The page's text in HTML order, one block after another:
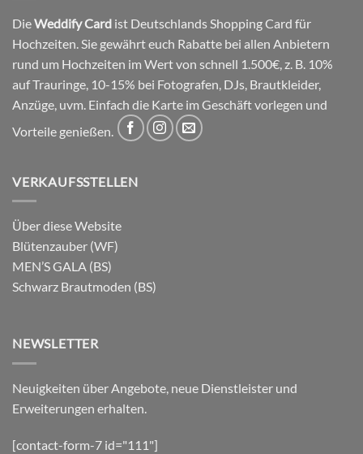
DieWeddify Card ist Deutschlands Shopping Card für
Hochzeiten. Sie gewährt euch Rabatte bei allen Anbietern
rund um Hochzeiten im Wert von schnell 1.500€, z. B. 10%
auf Trauringe, 10-15% bei Fotografen, DJs, Brautkleider,
Anzüge, uvm. Einfach die Karte im Geschäft vorlegen und
Vorteile genießen.
VERKAUFSSTELLEN
Über diese Website
Blütenzauber (WF)
MEN’S GALA (BS)
Schwarz Brautmoden (BS)
NEWSLETTER
Neuigkeiten über Angebote, neue Dienstleister und
Erweiterungen erhalten.
[contact-form-7 id="111"]